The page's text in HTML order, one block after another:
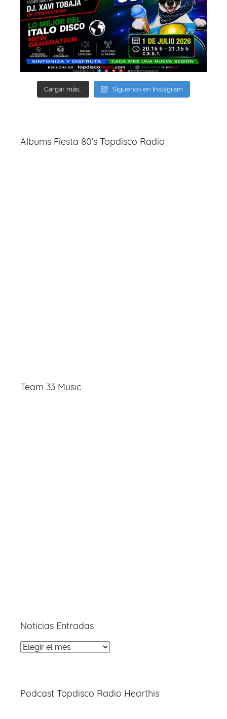
Cargar más... Síguenos en Instagram
Albums Fiesta 80’s Topdisco Radio
Team 33 Music
Noticias Entradas
Noticias
Podcast Topdisco Radio Hearthis